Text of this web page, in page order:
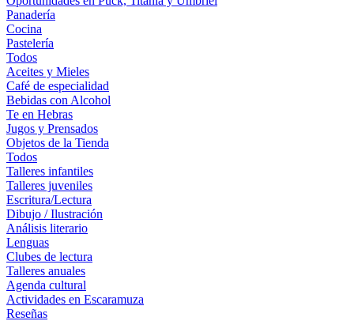
Panadería
Cocina
Pastelería
Todos
Aceites y Mieles
Café de especialidad
Bebidas con Alcohol
Te en Hebras
Jugos y Prensados
Objetos de la Tienda
Todos
Talleres infantiles
Talleres juveniles
Escritura/Lectura
Dibujo / Ilustración
Análisis literario
Lenguas
Clubes de lectura
Talleres anuales
Agenda cultural
Actividades en Escaramuza
Reseñas